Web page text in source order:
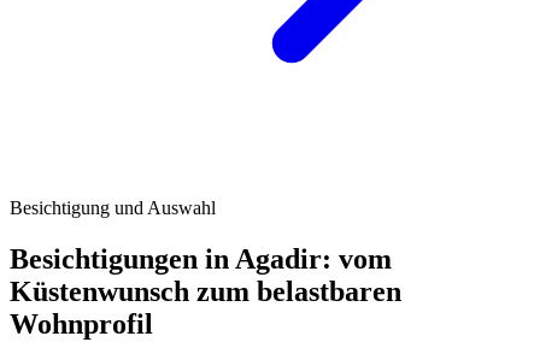
Besichtigung und Auswahl
Besichtigungen in Agadir: vom
Küstenwunsch zum belastbaren
Wohnprofil